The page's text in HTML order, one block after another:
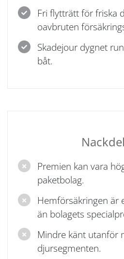
Fri flytträtt för friska
oavbruten
Skadejour dygnet
båt.
Premien kan vara
paketbolag.
Hemförsäkringen är
än bolagets
Mindre känt utanför
djursegmenten.